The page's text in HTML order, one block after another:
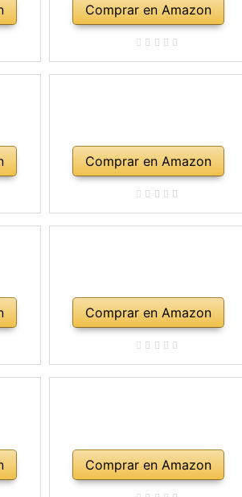
Comprar en Amazon
Comprar en Amazon
Comprar en Amazon
Comprar en Amazon